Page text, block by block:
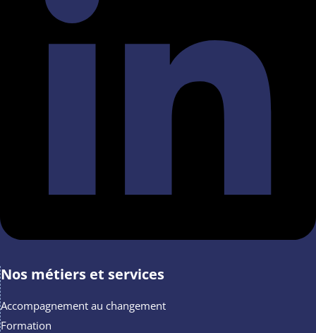
Nos métiers et services
Accompagnement au changement
Formation